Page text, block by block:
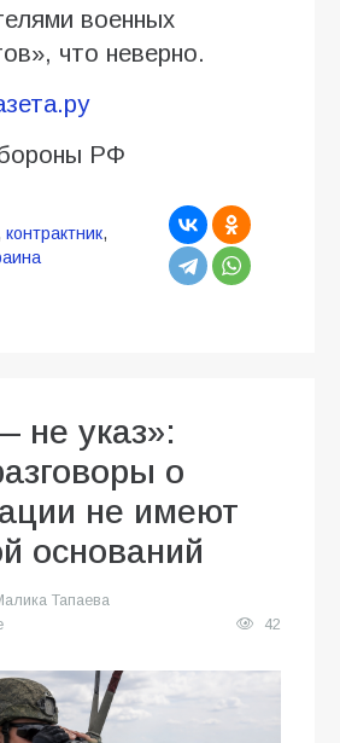
военных
что неверно.
РФ
контрактник,
не указ»:
о
не имеют
оснований
Тапаева
42